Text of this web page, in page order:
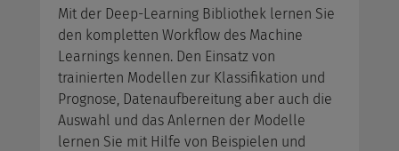
Mit der Deep-Learning Bibliothek lernen Sie
den kompletten Workflow des Machine
Learnings kennen. Den Einsatz von
trainierten Modellen zur Klassifikation und
Prognose, Datenaufbereitung aber auch die
Auswahl und das Anlernen der Modelle
lernen Sie mit Hilfe von Beispielen und